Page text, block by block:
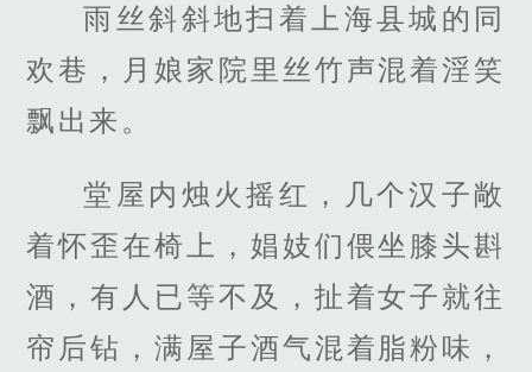
雨丝斜斜地扫着上海县城的同
欢巷，月娘家院里丝竹声混着淫笑
飘出来。
堂屋内烛火摇红，几个汉子敞
着怀歪在椅上，娼妓们偎坐膝头斟
酒，有人已等不及，扯着女子就往
帘后钻，满屋子酒气混着脂粉味，